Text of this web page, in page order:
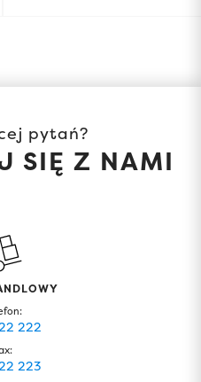
pytań?
SIĘ Z NAMI
222
223